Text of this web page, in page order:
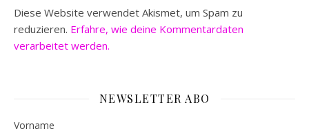
Diese Website verwendet Akismet, um Spam zu
reduzieren. Erfahre, wie deine Kommentardaten
verarbeitet werden.
NEWSLETTER ABO
Vorname